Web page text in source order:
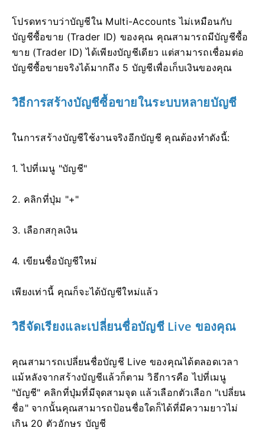
โปรดทราบว่าบัญชีใน Multi-Accounts ไม่เหมือนกับ
บัญชีซื้อขาย (Trader ID) ของคุณ คุณสามารถมีบัญชีซื้อ
ขาย (Trader ID) ได้เพียงบัญชีเดียว แต่สามารถเชื่อมต่อ
บัญชีซื้อขายจริงได้มากถึง 5 บัญชีเพื่อเก็บเงินของคุณ
วิธีการสร้างบัญชีซื้อขายในระบบหลายบัญชี
ในการสร้างบัญชีใช้งานจริงอีกบัญชี คุณต้องทำดังนี้:
1. ไปที่เมนู "บัญชี"
2. คลิกที่ปุ่ม "+"
3. เลือกสกุลเงิน
4. เขียนชื่อบัญชีใหม่
เพียงเท่านี้ คุณก็จะได้บัญชีใหม่แล้ว
วิธีจัดเรียงและเปลี่ยนชื่อบัญชี Live ของคุณ
คุณสามารถเปลี่ยนชื่อบัญชี Live ของคุณได้ตลอดเวลา
แม้หลังจากสร้างบัญชีแล้วก็ตาม วิธีการคือ ไปที่เมนู
"บัญชี" คลิกที่ปุ่มที่มีจุดสามจุด แล้วเลือกตัวเลือก "เปลี่ยน
ชื่อ" จากนั้นคุณสามารถป้อนชื่อใดก็ได้ที่มีความยาวไม่
เกิน 20 ตัวอักษร บัญชี